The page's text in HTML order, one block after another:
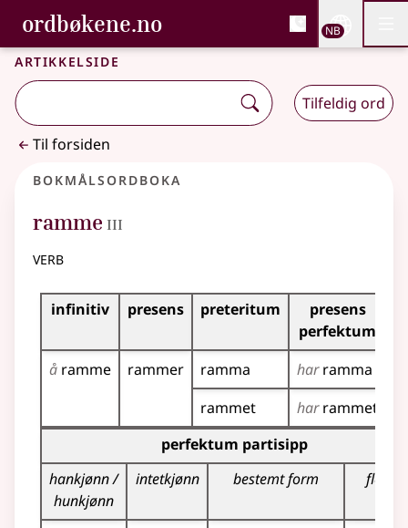
Gå til hovedinnhold
Tilgjengelighet
ordbøkene.no, Bokmålsordboka og
Bokmålsordboka og Nynorskordboka
NB
Artikkelside
Tilfeldig ord
Til forsiden
Bokmålsordboka
ramme 3
III
verb
Bøyingstabell for dette verbet
infinitiv presens preteritum
presens
perfektum
å ramme rammer ramma harramma
rammet
harrammet
Bøyingstabell for dette verbet (partisippformer)
perfektum partisipp
hankjønn /
hunkjønn
intetkjønn bestemt form flertall